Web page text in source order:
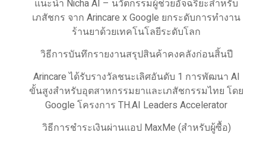
แนะนำ Nicha AI – นวัตกรรมผู้ช่วยอัจฉริยะสำหรับ
เภสัชกร จาก Arincare x Google ยกระดับการทำงาน
ร้านยาด้วยเทคโนโลยีระดับโลก
วิธีการบันทึกรายงานสรุปสินค้าคงคลังก่อนสิ้นปี
Arincare ได้รับรางวัลชนะเลิศอันดับ 1 การพัฒนา AI
ขั้นสูงสำหรับอุตสาหกรรมยาและเภสัชกรรมไทย โดย
Google โครงการ TH.AI Leaders Accelerator
วิธีการชำระเงินผ่านแอป MaxMe (สำหรับผู้ซื้อ)